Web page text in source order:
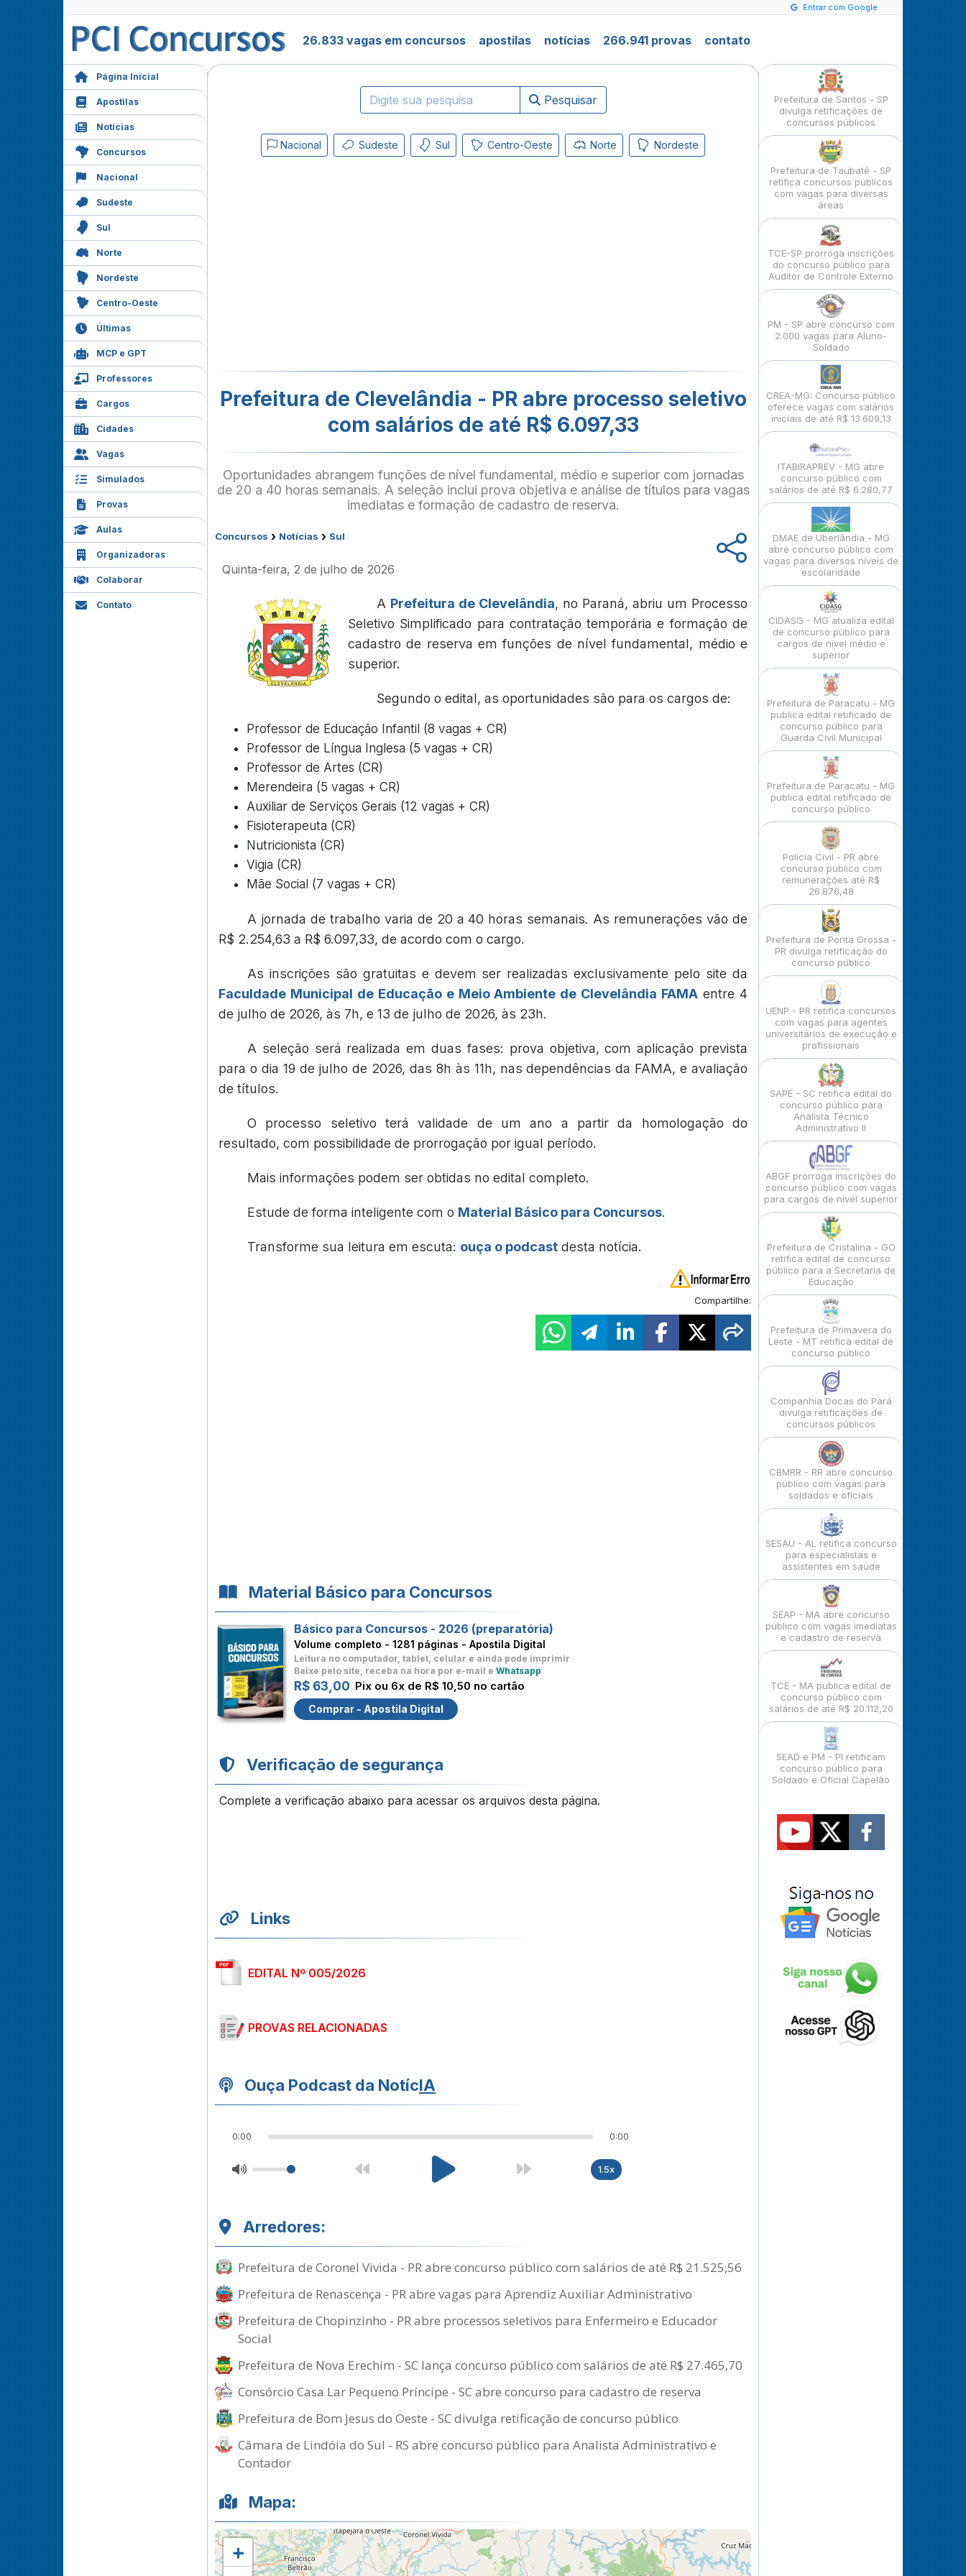
Entrar com Google
26.833 vagas em concursos apostilas notícias 266.941 provas contato
Página Inicial
Apostilas
Notícias
Concursos
Nacional
Sudeste
Sul
Norte
Nordeste
Centro-Oeste
Últimas
MCP e GPT
Professores
Cargos
Cidades
Vagas
Simulados
Provas
Aulas
Organizadoras
Colaborar
Contato
Pesquisar
Nacional Sudeste Sul Centro-Oeste Norte Nordeste
Prefeitura de Clevelândia - PR abre processo seletivo
com salários de até R$ 6.097,33
Oportunidades abrangem funções de nível fundamental, médio e superior com jornadas
de 20 a 40 horas semanais. A seleção inclui prova objetiva e análise de títulos para vagas
imediatas e formação de cadastro de reserva.
Concursos › Notícias › Sul
Quinta-feira, 2 de julho de 2026
A Prefeitura de Clevelândia, no Paraná, abriu um Processo
Seletivo Simplificado para contratação temporária e formação de
cadastro de reserva em funções de nível fundamental, médio e
superior.
Segundo o edital, as oportunidades são para os cargos de:
Professor de Educação Infantil (8 vagas + CR)
Professor de Língua Inglesa (5 vagas + CR)
Professor de Artes (CR)
Merendeira (5 vagas + CR)
Auxiliar de Serviços Gerais (12 vagas + CR)
Fisioterapeuta (CR)
Nutricionista (CR)
Vigia (CR)
Mãe Social (7 vagas + CR)
A jornada de trabalho varia de 20 a 40 horas semanais. As remunerações vão de
R$ 2.254,63 a R$ 6.097,33, de acordo com o cargo.
As inscrições são gratuitas e devem ser realizadas exclusivamente pelo site da
Faculdade Municipal de Educação e Meio Ambiente de Clevelândia FAMA entre 4
de julho de 2026, às 7h, e 13 de julho de 2026, às 23h.
A seleção será realizada em duas fases: prova objetiva, com aplicação prevista
para o dia 19 de julho de 2026, das 8h às 11h, nas dependências da FAMA, e avaliação
de títulos.
O processo seletivo terá validade de um ano a partir da homologação do
resultado, com possibilidade de prorrogação por igual período.
Mais informações podem ser obtidas no edital completo.
Estude de forma inteligente com o Material Básico para Concursos.
Transforme sua leitura em escuta: ouça o podcast desta notícia.
Compartilhe:
Material Básico para Concursos
Básico para Concursos - 2026 (preparatória)
Volume completo - 1281 páginas - Apostila Digital
Leitura no computador, tablet, celular e ainda pode imprimir
Baixe pelo site, receba na hora por e-mail e Whatsapp
R$ 63,00 Pix ou 6x de R$ 10,50 no cartão
Comprar - Apostila Digital
Verificação de segurança
Complete a verificação abaixo para acessar os arquivos desta página.
Links
EDITAL Nº 005/2026
PROVAS RELACIONADAS
Ouça Podcast da NotícIA
0:00 0:00
1.5x
Arredores:
Prefeitura de Coronel Vivida - PR abre concurso público com salários de até R$ 21.525,56
Prefeitura de Renascença - PR abre vagas para Aprendiz Auxiliar Administrativo
Prefeitura de Chopinzinho - PR abre processos seletivos para Enfermeiro e Educador
Social
Prefeitura de Nova Erechim - SC lança concurso público com salários de até R$ 27.465,70
Consórcio Casa Lar Pequeno Príncipe - SC abre concurso para cadastro de reserva
Prefeitura de Bom Jesus do Oeste - SC divulga retificação de concurso público
Câmara de Lindóia do Sul - RS abre concurso público para Analista Administrativo e
Contador
Mapa:
+
Prefeitura de Santos - SP
divulga retificações de
concursos públicos
Prefeitura de Taubaté - SP
retifica concursos públicos
com vagas para diversas
áreas
TCE-SP prorroga inscrições
do concurso público para
Auditor de Controle Externo
PM - SP abre concurso com
2.000 vagas para Aluno-
Soldado
CREA-MG: Concurso público
oferece vagas com salários
iniciais de até R$ 13.609,13
ITABIRAPREV - MG abre
concurso público com
salários de até R$ 6.280,77
DMAE de Uberlândia - MG
abre concurso público com
vagas para diversos níveis de
escolaridade
CIDASG - MG atualiza edital
de concurso público para
cargos de nível médio e
superior
Prefeitura de Paracatu - MG
publica edital retificado de
concurso público para
Guarda Civil Municipal
Prefeitura de Paracatu - MG
publica edital retificado de
concurso público
Polícia Civil - PR abre
concurso público com
remunerações até R$
26.876,48
Prefeitura de Ponta Grossa -
PR divulga retificação do
concurso público
UENP - PR retifica concursos
com vagas para agentes
universitários de execução e
profissionais
SAPE - SC retifica edital do
concurso público para
Analista Técnico
Administrativo II
ABGF prorroga inscrições do
concurso público com vagas
para cargos de nível superior
Prefeitura de Cristalina - GO
retifica edital de concurso
público para a Secretaria de
Educação
Prefeitura de Primavera do
Leste - MT retifica edital de
concurso público
Companhia Docas do Pará
divulga retificações de
concursos públicos
CBMRR - RR abre concurso
público com vagas para
soldados e oficiais
SESAU - AL retifica concurso
para especialistas e
assistentes em saúde
SEAP - MA abre concurso
público com vagas imediatas
e cadastro de reserva
TCE - MA publica edital de
concurso público com
salários de até R$ 20.112,20
SEAD e PM - PI retificam
concurso público para
Soldado e Oficial Capelão